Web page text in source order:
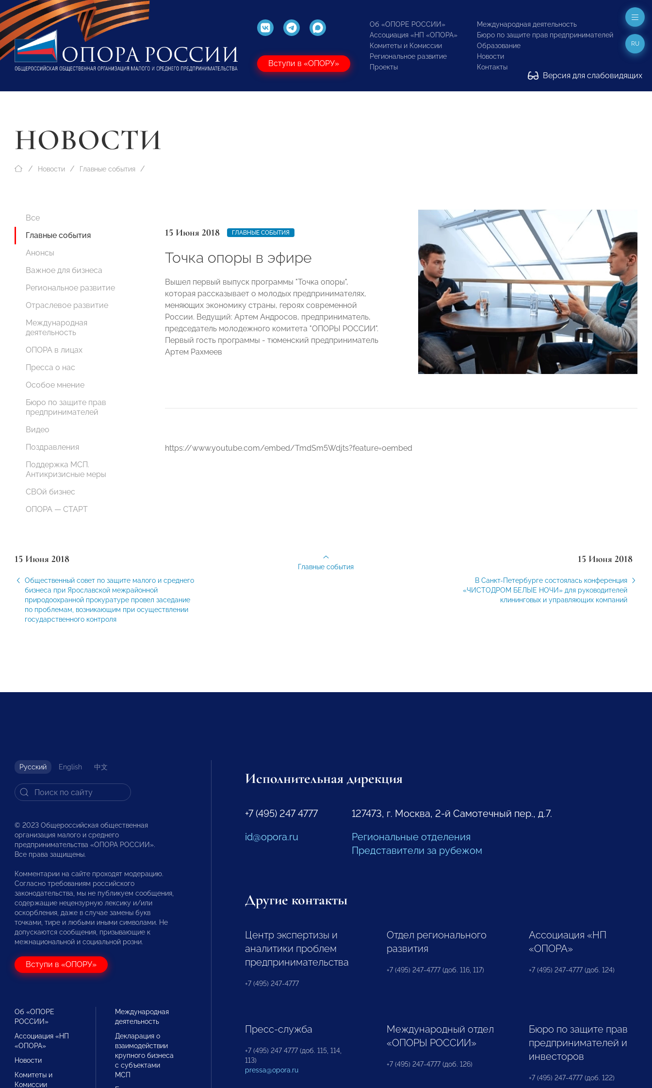
Вступи в «ОПОРУ»
Об «ОПОРЕ РОССИИ»
Ассоциация «НП «ОПОРА»
Комитеты и Комиссии
Региональное развитие
Проекты
Международная деятельность
Бюро по защите прав предпринимателей
Образование
Новости
Контакты
Версия для слабовидящих
RU
НОВОСТИ
Новости Главные события
Все
Главные события
Анонсы
Важное для бизнеса
Региональное развитие
Отраслевое развитие
Международная
деятельность
ОПОРА в лицах
Пресса о нас
Особое мнение
Бюро по защите прав
предпринимателей
Видео
Поздравления
Поддержка МСП.
Антикризисные меры
СВОй бизнес
ОПОРА — СТАРТ
15 Июня 2018 ГЛАВНЫЕ СОБЫТИЯ
Точка опоры в эфире
Вышел первый выпуск программы "Точка опоры",
которая рассказывает о молодых предпринимателях,
меняющих экономику страны, героях современной
России. Ведущий: Артем Андросов, предприниматель,
председатель молодежного комитета "ОПОРЫ РОССИИ".
Первый гость программы - тюменский предприниматель
Артем Рахмеев
https://www.youtube.com/embed/TmdSm5Wdjts?feature=oembed
15 Июня 2018
Общественный совет по защите малого и среднего
бизнеса при Ярославской межрайонной
природоохранной прокуратуре провел заседание
по проблемам, возникающим при осуществлении
государственного контроля
15 Июня 2018
В Санкт-Петербурге состоялась конференция
«ЧИСТОДРОМ БЕЛЫЕ НОЧИ» для руководителей
клининговых и управляющих компаний
Главные события
Русский English 中文
© 2023 Общероссийская общественная
организация малого и среднего
предпринимательства «ОПОРА РОССИИ».
Все права защищены.
Комментарии на сайте проходят модерацию.
Согласно требованиям российского
законодательства, мы не публикуем сообщения,
содержащие нецензурную лексику и/или
оскорбления, даже в случае замены букв
точками, тире и любыми иными символами. Не
допускаются сообщения, призывающие к
межнациональной и социальной розни.
Вступи в «ОПОРУ»
Об «ОПОРЕ
РОССИИ»
Ассоциация «НП
«ОПОРА»
Новости
Комитеты и
Комиссии
Международная
деятельность
Декларация о
взаимодействии
крупного бизнеса
с субъектами
МСП
Исполнительная дирекция
+7 (495) 247 4777
id@opora.ru
127473, г. Москва, 2-й Самотечный пер., д.7.
Региональные отделения
Представители за рубежом
Другие контакты
Центр экспертизы и
аналитики проблем
предпринимательства
+7 (495) 247-4777
Отдел регионального
развития
+7 (495) 247-4777 (доб. 116, 117)
Ассоциация «НП
«ОПОРА»
+7 (495) 247-4777 (доб. 124)
Пресс-служба
+7 (495) 247 4777 (доб. 115, 114,
113)
pressa@opora.ru
Международный отдел
«ОПОРЫ РОССИИ»
+7 (495) 247-4777 (доб. 126)
Бюро по защите прав
предпринимателей и
инвесторов
+7 (495) 247-4777 (доб. 122)